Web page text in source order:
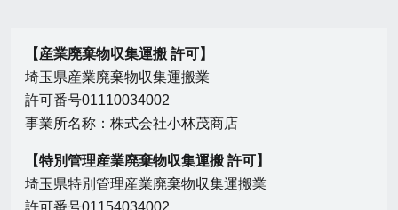
【産業廃棄物収集運搬 許可】
埼玉県産業廃棄物収集運搬業
許可番号01110034002
事業所名称：株式会社小林茂商店
【特別管理産業廃棄物収集運搬 許可】
埼玉県特別管理産業廃棄物収集運搬業
許可番号01154034002